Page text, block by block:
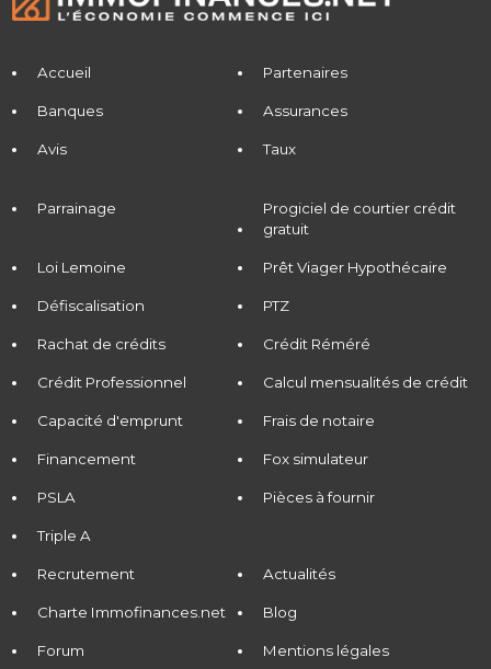
Accueil Partenaires
Banques Assurances
Avis Taux
Parrainage
Progiciel de courtier crédit
gratuit
Loi Lemoine Prêt Viager Hypothécaire
Défiscalisation PTZ
Rachat de crédits Crédit Réméré
Crédit Professionnel Calcul mensualités de crédit
Capacité d'emprunt Frais de notaire
Financement Fox simulateur
PSLA Pièces à fournir
Triple A
Recrutement Actualités
Charte Immofinances.net Blog
Forum Mentions légales